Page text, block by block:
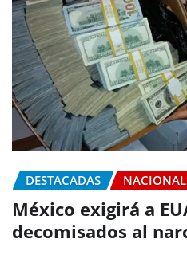
DESTACADAS NACIONAL
México exigirá a
decomisados al